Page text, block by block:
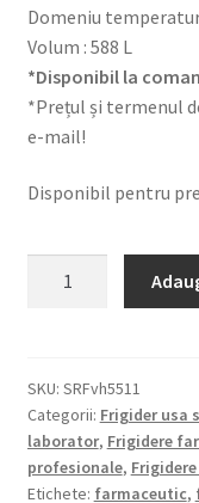
Domeniu
Volum : 588 L
*Disponibil la
*Prețul și termenul
e-mail!
Disponibil pentru
5511
–
Vol.588
L,
SKU: SRFvh5511
Categorii: Frigider usa
laborator, Frigidere
profesionale,
Etichete: farmaceutic,